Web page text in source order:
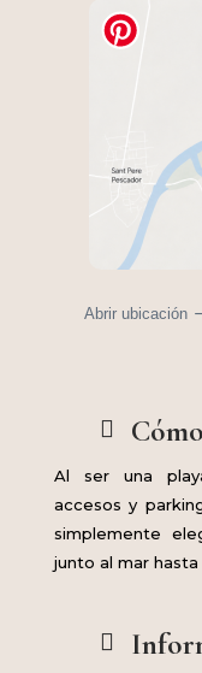
Abrir ubicación
Al ser una
accesos y
simplemente
junto al mar